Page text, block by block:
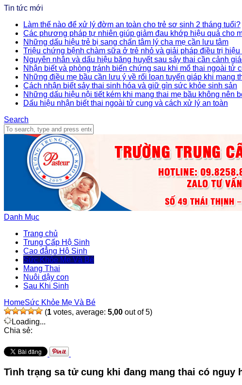
Tin tức mới
Làm thế nào để xử lý đờm an toàn cho trẻ sơ sinh 2 tháng tuổi?
Các phương pháp tự nhiên giúp giảm đau khớp hiệu quả cho
Những dấu hiệu trẻ bị sang chấn tâm lý cha mẹ cần lưu tâm
Triệu chứng bệnh chàm sữa ở trẻ nhỏ và giải pháp điều trị hiệu
Nguyên nhân và dấu hiệu băng huyết sau sảy thai cần cảnh
Nhận biết và phòng tránh biến chứng sau khi mổ thai ngoài tử
Những điều mẹ bầu cần lưu ý về rối loạn tuyến giáp khi mang
Cách nhận biết sảy thai sinh hóa và giữ gìn sức khỏe sinh sản
Những dấu hiệu nội tiết kém khi mang thai mẹ bầu không nên
Dấu hiệu nhận biết thai ngoài tử cung và cách xử lý an toàn
Search
Danh Mục
Trang chủ
Trung Cấp Hộ Sinh
Cao đẳng Hộ Sinh
Sức Khỏe Mẹ Và Bé
Mang Thai
Nuôi dậy con
Sau Khi Sinh
HomeSức Khỏe Mẹ Và Bé
(1 votes, average: 5,00 out of 5)
Loading...
Chia sẻ:
Tình trạng sa tử cung khi đang mang thai có nguy